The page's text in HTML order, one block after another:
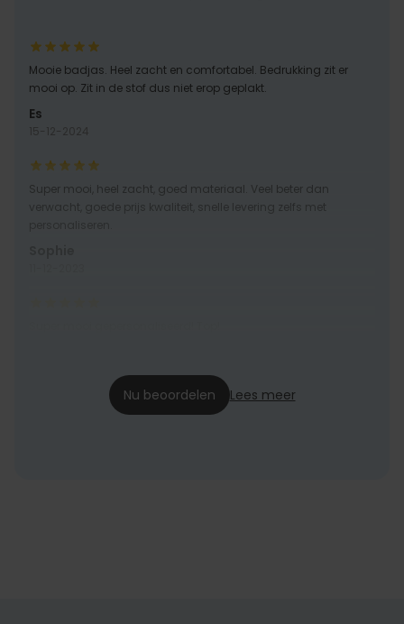
Mooie badjas. Heel zacht en comfortabel. Bedrukking zit er
mooi op. Zit in de stof dus niet erop geplakt.
Es
15-12-2024
Super mooi, heel zacht, goed materiaal. Veel beter dan
verwacht, goede prijs kwaliteit, snelle levering zelfs met
Nu beoordelen Lees meer